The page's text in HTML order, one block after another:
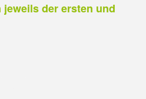
der ersten und